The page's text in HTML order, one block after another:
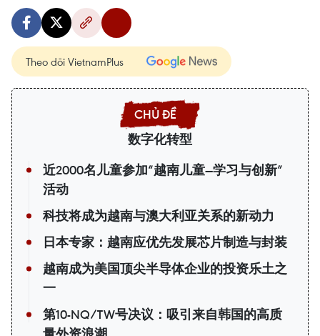
Theo dõi VietnamPlus
数字化转型
近2000名儿童参加“越南儿童—学习与创新”
活动
科技将成为越南与澳大利亚关系的新动力
日本专家：越南应优先发展芯片制造与封装
越南成为美国顶尖半导体企业的投资乐土之
一
第10-NQ/TW号决议：吸引来自韩国的高质